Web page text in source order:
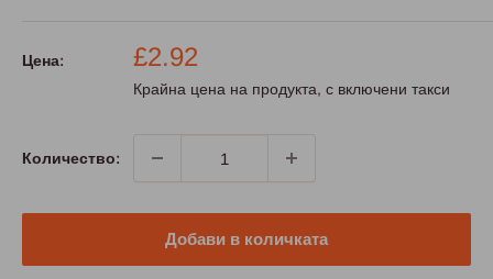
Цена:
Промо
цена
£2.92
Крайна цена на продукта, с включени такси
Количество:
Добави в количката